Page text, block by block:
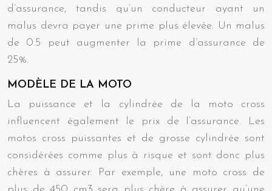
d’assurance, tandis qu’un conducteur ayant un
malus devra payer une prime plus élevée. Un malus
de 0.5 peut augmenter la prime d’assurance de
25%.
MODÈLE DE LA MOTO
La puissance et la cylindrée de la moto cross
influencent également le prix de l’assurance. Les
motos cross puissantes et de grosse cylindrée sont
considérées comme plus à risque et sont donc plus
chères à assurer. Par exemple, une moto cross de